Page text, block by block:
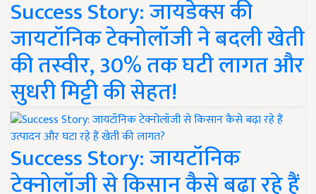
Success Story: जायडेक्स की
जायटॉनिक टेक्नोलॉजी ने बदली खेती
की तस्वीर, 30% तक घटी लागत और
सुधरी मिट्टी की सेहत!
Success Story: जायटॉनिक
टेक्नोलॉजी से किसान कैसे बढ़ा रहे हैं